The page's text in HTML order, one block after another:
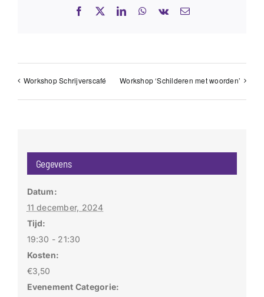
Facebook LinkedInWhatsApp
Vk
E-
Workshop Schrijverscafé Workshop ‘Schilderen met woorden’
Gegevens
Datum:
11 december, 2024
Tijd:
19:30 - 21:30
Kosten:
€3,50
Evenement Categorie: